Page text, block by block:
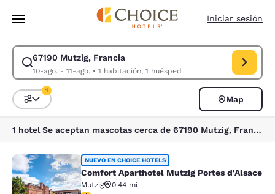
Pasar A Contenido Principal
Iniciar sesión
67190 Mutzig, Francia
10-ago. - 11-ago.• 1 habitación, 1 huésped
Modificar la búsqueda de 67190 Mutzig, Francia. Fecha de check-in
Ordenar y filtrar
1
Map
1 hotel Se aceptan mascotas cerca de 67190 Mutzig, Francia
Comfort Aparthotel Mutzig Portes
NUEVO EN CHOICE HOTELS
Comfort Aparthotel Mutzig Portes d'Alsace
Mutzig
0.44 mi